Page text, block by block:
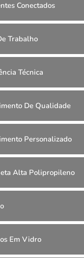
Conectados
Trabalho
Técnica
De Qualidade
Personalizado
Alta Polipropileno
Em Vidro